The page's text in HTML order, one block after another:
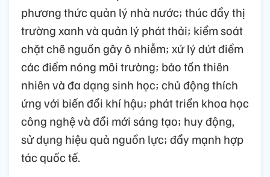
phương thức quản lý nhà nước; thúc đẩy thị
trường xanh và quản lý phát thải; kiểm soát
chặt chẽ nguồn gây ô nhiễm; xử lý dứt điểm
các điểm nóng môi trường; bảo tồn thiên
nhiên và đa dạng sinh học; chủ động thích
ứng với biến đổi khí hậu; phát triển khoa học
công nghệ và đổi mới sáng tạo; huy động,
sử dụng hiệu quả nguồn lực; đẩy mạnh hợp
tác quốc tế.